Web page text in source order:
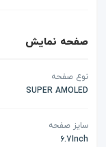
صفحه نمایش
نوع صفحه
SUPER AMOLED
سایز صفحه
6.7Inch